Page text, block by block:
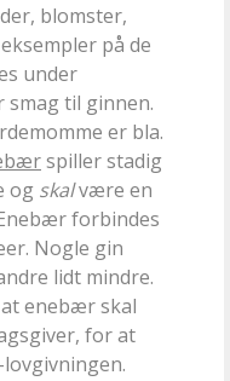
blomster,
på de
under
til ginnen.
er bla.
spiller stadig
og skalvære en
forbindes
Nogle gin
lidt mindre.
enebær skal
for at